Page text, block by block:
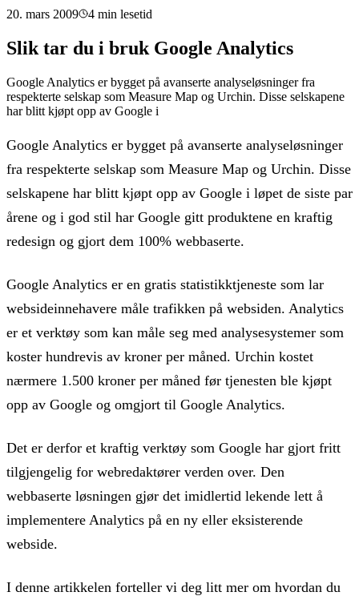
20. mars 2009
4 min lesetid
Slik tar du i bruk Google Analytics
Google Analytics er bygget på avanserte analyseløsninger fra
respekterte selskap som Measure Map og Urchin. Disse selskapene
har blitt kjøpt opp av Google i
Google Analytics er bygget på avanserte analyseløsninger
fra respekterte selskap som Measure Map og Urchin. Disse
selskapene har blitt kjøpt opp av Google i løpet de siste par
årene og i god stil har Google gitt produktene en kraftig
redesign og gjort dem 100% webbaserte.
Google Analytics er en gratis statistikktjeneste som lar
websideinnehavere måle trafikken på websiden. Analytics
er et verktøy som kan måle seg med analysesystemer som
koster hundrevis av kroner per måned. Urchin kostet
nærmere 1.500 kroner per måned før tjenesten ble kjøpt
opp av Google og omgjort til Google Analytics.
Det er derfor et kraftig verktøy som Google har gjort fritt
tilgjengelig for webredaktører verden over. Den
webbaserte løsningen gjør det imidlertid lekende lett å
implementere Analytics på en ny eller eksisterende
webside.
I denne artikkelen forteller vi deg litt mer om hvordan du